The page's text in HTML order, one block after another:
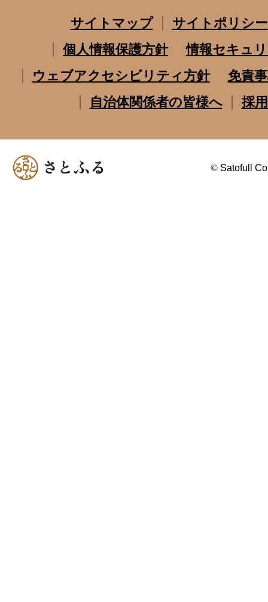
サイトマップ
サイトポリシー
個人情報保護方針
情報セキュ
ウェブアクセシビリティ方針
免責
自治体関係者の皆様へ
採
© Satofull